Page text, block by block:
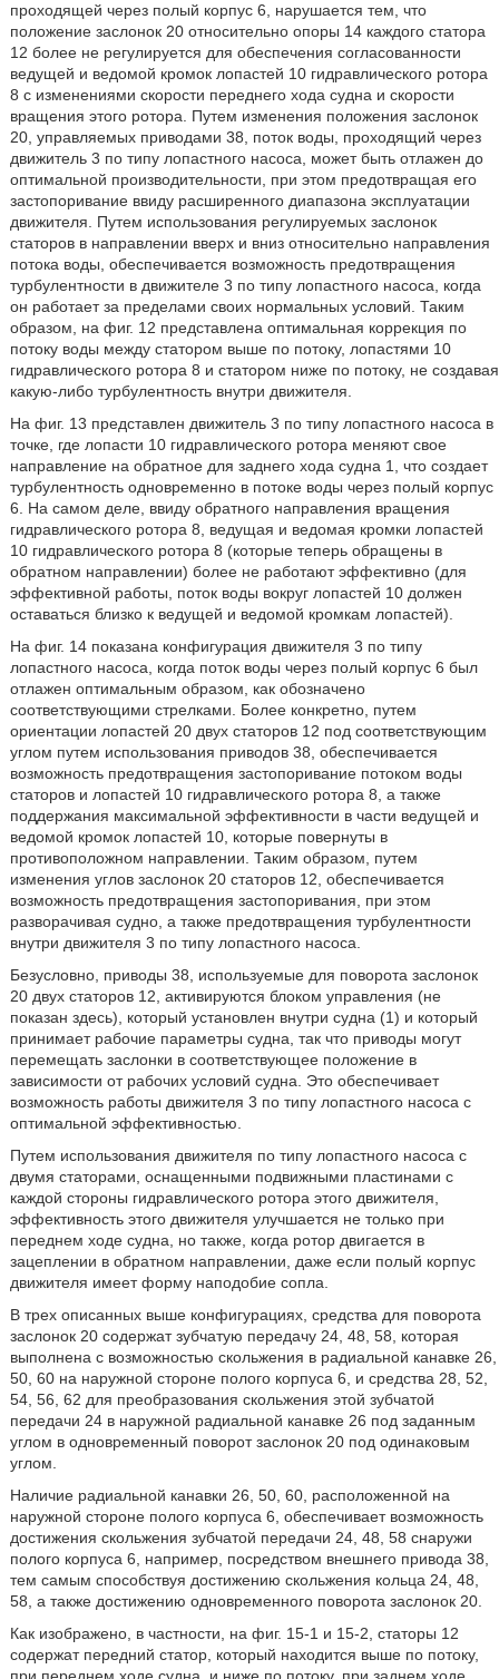
проходящей через полый корпус 6, нарушается тем, что
положение заслонок 20 относительно опоры 14 каждого статора
12 более не регулируется для обеспечения согласованности
ведущей и ведомой кромок лопастей 10 гидравлического ротора
8 с изменениями скорости переднего хода судна и скорости
вращения этого ротора. Путем изменения положения заслонок
20, управляемых приводами 38, поток воды, проходящий через
движитель 3 по типу лопастного насоса, может быть отлажен до
оптимальной производительности, при этом предотвращая его
застопоривание ввиду расширенного диапазона эксплуатации
движителя. Путем использования регулируемых заслонок
статоров в направлении вверх и вниз относительно направления
потока воды, обеспечивается возможность предотвращения
турбулентности в движителе 3 по типу лопастного насоса, когда
он работает за пределами своих нормальных условий. Таким
образом, на фиг. 12 представлена оптимальная коррекция по
потоку воды между статором выше по потоку, лопастями 10
гидравлического ротора 8 и статором ниже по потоку, не создавая
какую-либо турбулентность внутри движителя.
На фиг. 13 представлен движитель 3 по типу лопастного насоса в
точке, где лопасти 10 гидравлического ротора меняют свое
направление на обратное для заднего хода судна 1, что создает
турбулентность одновременно в потоке воды через полый корпус
6. На самом деле, ввиду обратного направления вращения
гидравлического ротора 8, ведущая и ведомая кромки лопастей
10 гидравлического ротора 8 (которые теперь обращены в
обратном направлении) более не работают эффективно (для
эффективной работы, поток воды вокруг лопастей 10 должен
оставаться близко к ведущей и ведомой кромкам лопастей).
На фиг. 14 показана конфигурация движителя 3 по типу
лопастного насоса, когда поток воды через полый корпус 6 был
отлажен оптимальным образом, как обозначено
соответствующими стрелками. Более конкретно, путем
ориентации лопастей 20 двух статоров 12 под соответствующим
углом путем использования приводов 38, обеспечивается
возможность предотвращения застопоривание потоком воды
статоров и лопастей 10 гидравлического ротора 8, а также
поддержания максимальной эффективности в части ведущей и
ведомой кромок лопастей 10, которые повернуты в
противоположном направлении. Таким образом, путем
изменения углов заслонок 20 статоров 12, обеспечивается
возможность предотвращения застопоривания, при этом
разворачивая судно, а также предотвращения турбулентности
внутри движителя 3 по типу лопастного насоса.
Безусловно, приводы 38, используемые для поворота заслонок
20 двух статоров 12, активируются блоком управления (не
показан здесь), который установлен внутри судна (1) и который
принимает рабочие параметры судна, так что приводы могут
перемещать заслонки в соответствующее положение в
зависимости от рабочих условий судна. Это обеспечивает
возможность работы движителя 3 по типу лопастного насоса с
оптимальной эффективностью.
Путем использования движителя по типу лопастного насоса с
двумя статорами, оснащенными подвижными пластинами с
каждой стороны гидравлического ротора этого движителя,
эффективность этого движителя улучшается не только при
переднем ходе судна, но также, когда ротор двигается в
зацеплении в обратном направлении, даже если полый корпус
движителя имеет форму наподобие сопла.
В трех описанных выше конфигурациях, средства для поворота
заслонок 20 содержат зубчатую передачу 24, 48, 58, которая
выполнена с возможностью скольжения в радиальной канавке 26,
50, 60 на наружной стороне полого корпуса 6, и средства 28, 52,
54, 56, 62 для преобразования скольжения этой зубчатой
передачи 24 в наружной радиальной канавке 26 под заданным
углом в одновременный поворот заслонок 20 под одинаковым
углом.
Наличие радиальной канавки 26, 50, 60, расположенной на
наружной стороне полого корпуса 6, обеспечивает возможность
достижения скольжения зубчатой передачи 24, 48, 58 снаружи
полого корпуса 6, например, посредством внешнего привода 38,
тем самым способствуя достижению скольжения кольца 24, 48,
58, а также достижению одновременного поворота заслонок 20.
Как изображено, в частности, на фиг. 15-1 и 15-2, статоры 12
содержат передний статор, который находится выше по потоку,